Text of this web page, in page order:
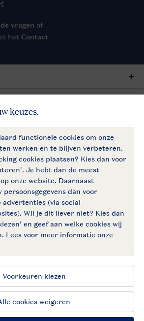
vragen of
het Contact
Follow Us
facebookinstagram
Toegankelijkheid © 2026 Landal